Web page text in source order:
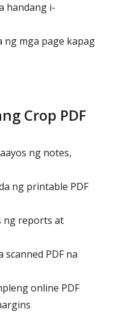
handang i-
ng mga page kapag
Crop PDF
ng notes,
ng printable PDF
ng reports at
scanned PDF na
online PDF